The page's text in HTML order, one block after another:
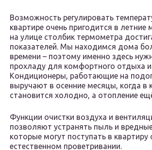
Возможность регулировать
квартире очень пригодится в летние
на улице столбик термометра
показателей. Мы находимся дома
времени – поэтому именно здесь
прохладу для комфортного отдыха и
Кондиционеры, работающие на
выручают в осенние месяцы, когда в
становится холодно, а отопление
Функции очистки воздуха и
позволяют устранять пыль и
которые могут поступать в квартиру
естественном проветривании.